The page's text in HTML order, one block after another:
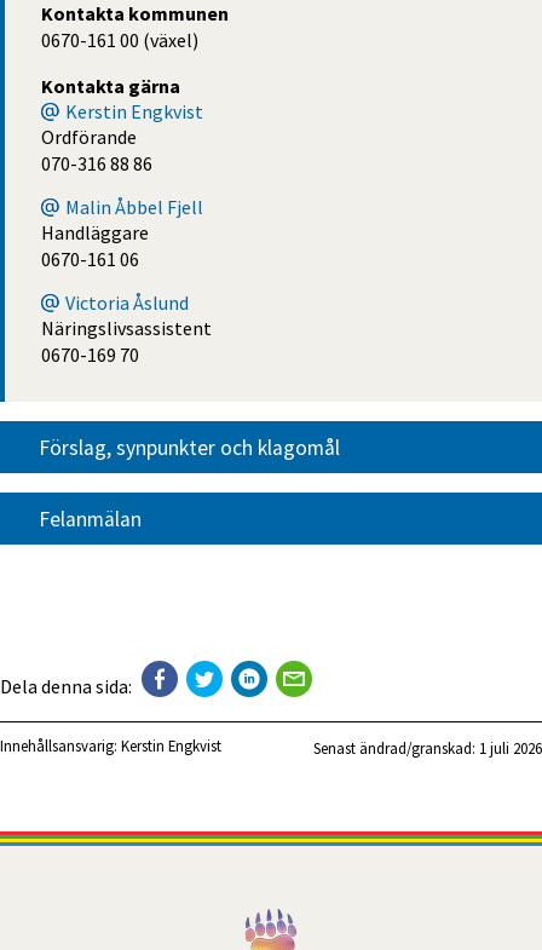
Kontakta kommunen
0670-161 00 (växel)
Kontakta gärna
Kerstin Engkvist
Ordförande
070-316 88 86
Malin Åbbel Fjell
Handläggare
0670-161 06
Victoria Åslund
Näringslivsassistent
0670-169 70
Förslag, synpunkter och klagomål
Felanmälan
Dela denna sida:
Innehållsansvarig: Kerstin Engkvist Senast ändrad/granskad: 1 juli 2026